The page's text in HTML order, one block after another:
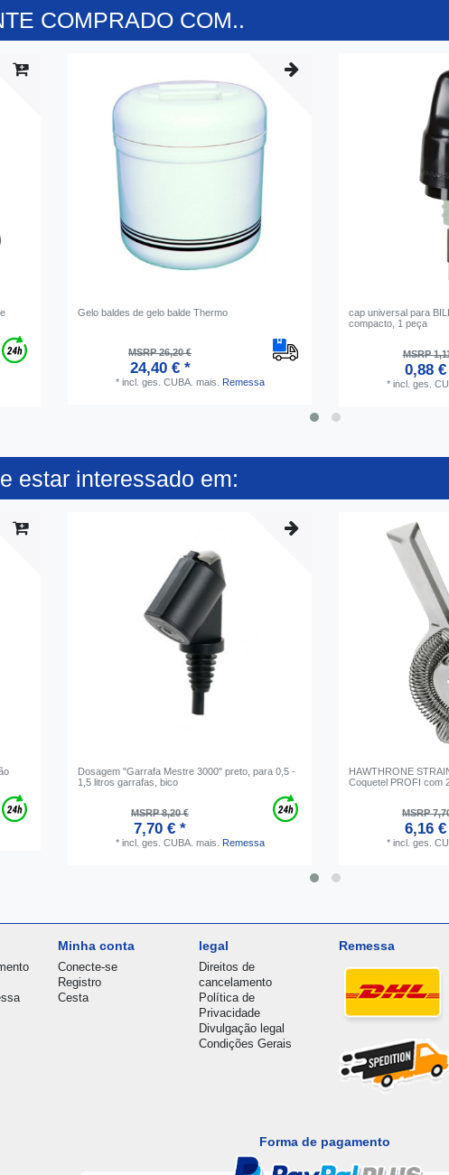
COMPRADO COM..
Gelo baldes de gelo balde Thermo
MSRP 26,20 €
24,40 € *
* incl. ges. CUBA. mais. Remessa
cap universal para
compacto, 1 peça
MSRP
0,88
* incl. ges.
estar interessado em:
Dosagem "Garrafa Mestre 3000" preto, para 0,5 -
1,5 litros garrafas, bico
MSRP 8,20 €
7,70 € *
* incl. ges. CUBA. mais. Remessa
HAWTHRONE
Coquetel PROFI com
MSRP
6,16
* incl. ges.
Minha conta
Conecte-se
Registro
Cesta
legal
Direitos de
cancelamento
Política de
Privacidade
Divulgação legal
Condições Gerais
Remessa
Forma de pagamento